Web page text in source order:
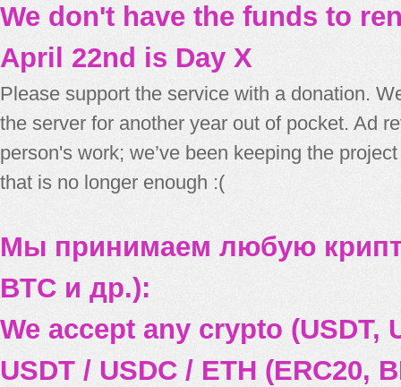
We don't have the funds to
April 22nd is Day X
Please support the service with a donation.
the server for another year out of pocket. Ad
person's work; we’ve been keeping the
that is no longer enough :(
Мы принимаем любую
BTC и др.):
We accept any crypto (USDT,
USDT / USDC / ETH (ERC20,